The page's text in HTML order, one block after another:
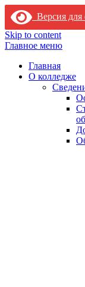
Версия
Skip to content
Главное меню
Главная
О колледже